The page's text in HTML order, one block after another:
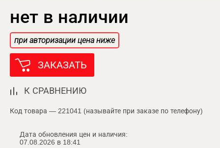
нет в наличии
при авторизации цена ниже
ЗАКАЗАТЬ
К СРАВНЕНИЮ
Код товара — 221041 (называйте при заказе по телефону)
Дата обновления цен и наличия:
07.08.2026 в 18:41